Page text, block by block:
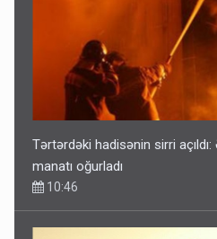
Tərtərdəki hadisənin sirri açıldı:
manatı oğurladı
10:46